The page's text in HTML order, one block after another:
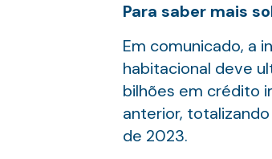
Para saber mais
Em comunicado, a
habitacional deve
bilhões em crédito
anterior,
de 2023.